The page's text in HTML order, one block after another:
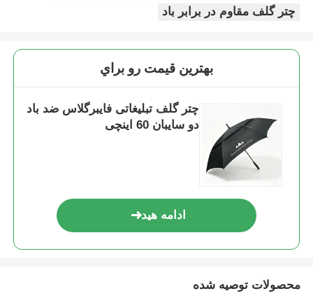
چتر گلف مقاوم در برابر باد
بهترين قيمت رو براي
چتر گلف تبلیغاتی فایبرگلاس ضد باد
دو سایبان 60 اینچی
ادامه هید
محصولات توصیه شده